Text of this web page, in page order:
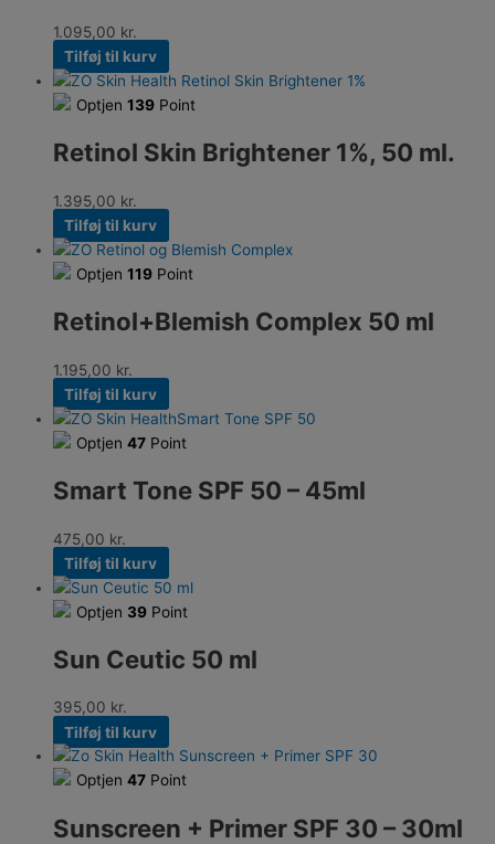
1.095,00 kr.
Tilføj til kurv
Optjen 139 Point
Retinol Skin Brightener 1%, 50 ml.
1.395,00 kr.
Tilføj til kurv
Optjen 119 Point
Retinol+Blemish Complex 50 ml
1.195,00 kr.
Tilføj til kurv
Optjen 47 Point
Smart Tone SPF 50 – 45ml
475,00 kr.
Tilføj til kurv
Optjen 39 Point
Sun Ceutic 50 ml
395,00 kr.
Tilføj til kurv
Optjen 47 Point
Sunscreen + Primer SPF 30 – 30ml